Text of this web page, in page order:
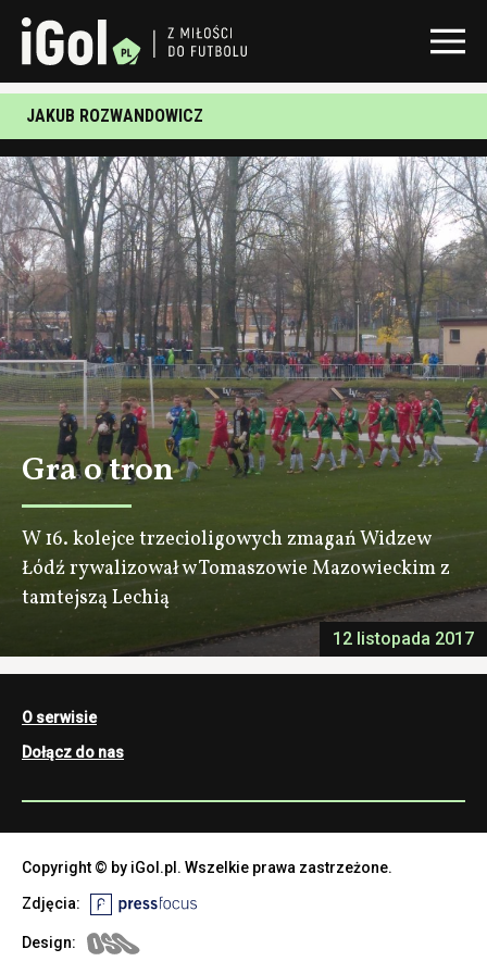
JAKUB ROZWANDOWICZ
12 listopada 2017
Gra o tron
W 16. kolejce trzecioligowych zmagań Widzew
Łódź rywalizował w Tomaszowie Mazowieckim z
tamtejszą Lechią
O serwisie
Dołącz do nas
Copyright © by iGol.pl. Wszelkie prawa zastrzeżone.
Zdjęcia:
Design: